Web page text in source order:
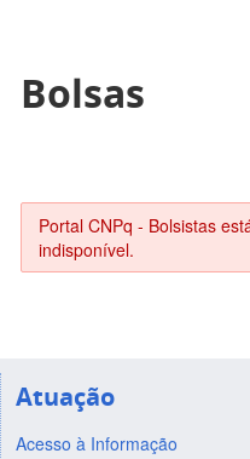
Bolsas
Portal CNPq - Bolsistas
indisponível.
Atuação
Acesso à Informação